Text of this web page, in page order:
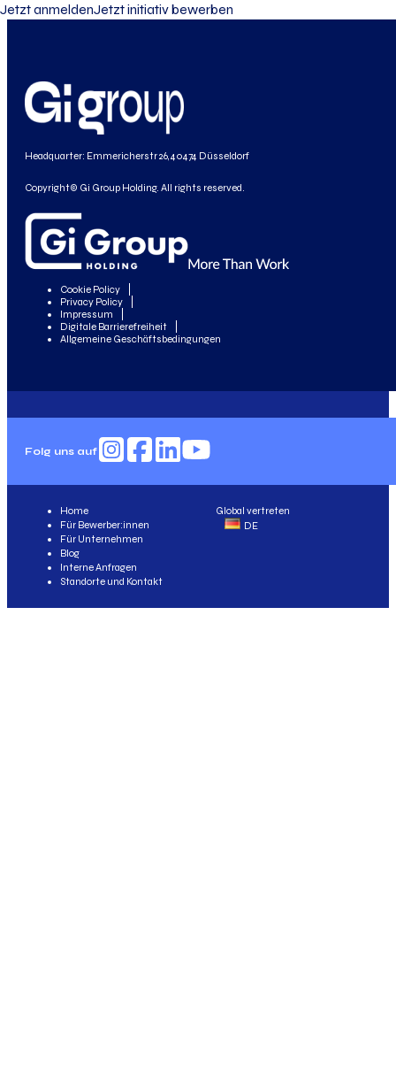
Jetzt anmeldenJetzt initiativ bewerben
Headquarter: Emmericherstr 26, 40474 Düsseldorf
Copyright© Gi Group Holding. All rights reserved.
Cookie Policy
Privacy Policy
Impressum
Digitale Barrierefreiheit
Allgemeine Geschäftsbedingungen
Folg uns auf
Global vertreten
DE
Home
Für Bewerber:innen
Für Unternehmen
Blog
Interne Anfragen
Standorte und Kontakt